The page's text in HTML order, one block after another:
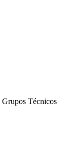
Grupos Técnicos